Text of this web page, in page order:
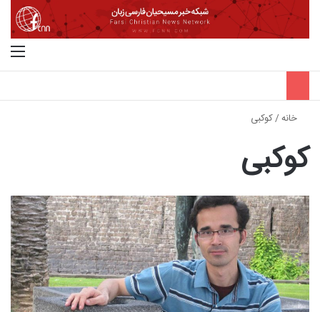
خانه/کوکبی
کوکبی